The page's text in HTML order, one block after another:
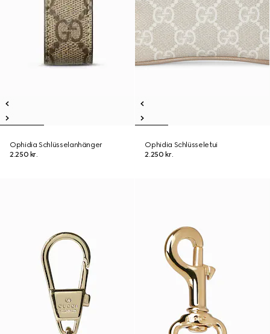
Ophidia Schlüsselanhänger
2.250 kr.
Ophidia Schlüsseletui
2.250 kr.